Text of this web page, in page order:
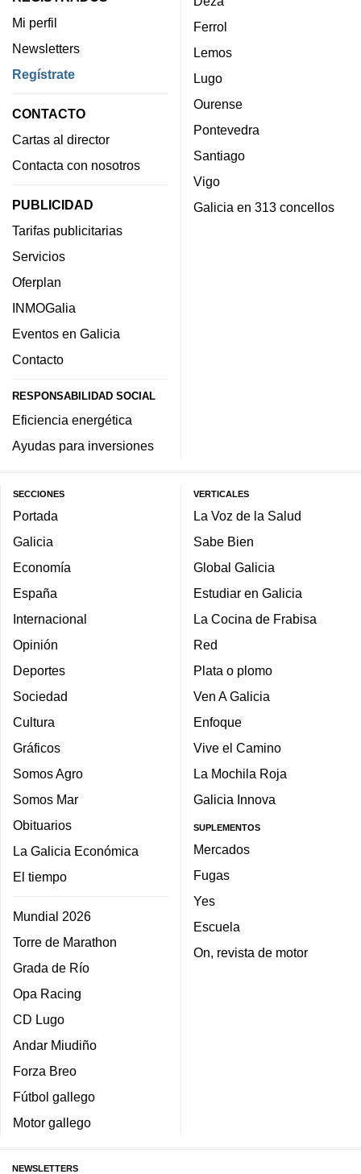
Mi perfil
Newsletters
Regístrate
CONTACTO
Cartas al director
Contacta con nosotros
PUBLICIDAD
Tarifas publicitarias
Servicios
Oferplan
INMOGalia
Eventos en Galicia
Contacto
RESPONSABILIDAD SOCIAL
Eficiencia energética
Ayudas para inversiones
Ferrol
Lemos
Lugo
Ourense
Pontevedra
Santiago
Vigo
Galicia en 313 concellos
SECCIONES
Portada
Galicia
Economía
España
Internacional
Opinión
Deportes
Sociedad
Cultura
Gráficos
Somos Agro
Somos Mar
Obituarios
La Galicia Económica
El tiempo
Mundial 2026
Torre de Marathon
Grada de Río
Opa Racing
CD Lugo
Andar Miudiño
Forza Breo
Fútbol gallego
Motor gallego
VERTICALES
La Voz de la Salud
Sabe Bien
Global Galicia
Estudiar en Galicia
La Cocina de Frabisa
Red
Plata o plomo
Ven A Galicia
Enfoque
Vive el Camino
La Mochila Roja
Galicia Innova
SUPLEMENTOS
Mercados
Fugas
Yes
Escuela
On, revista de motor
NEWSLETTERS